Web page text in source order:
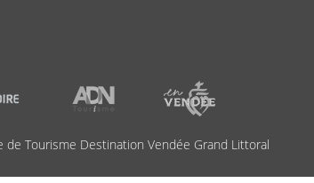
Tourisme Destination Vendée Grand Littoral